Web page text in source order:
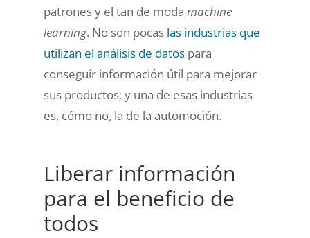
patrones y el tan de moda machine
learning. No son pocas las industrias que
utilizan el análisis de datospara
conseguir información útil para mejorar
sus productos; y una de esas industrias
es, cómo no, la de la automoción.
Liberar información
para el beneficio de
todos